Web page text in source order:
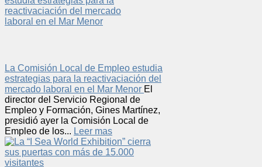
La Comisión Local de Empleo estudia
estrategias para la reactivaciación del
mercado laboral en el Mar Menor El
director del Servicio Regional de
Empleo y Formación, Gines Martínez,
presidió ayer la Comisión Local de
Empleo de los... Leer mas